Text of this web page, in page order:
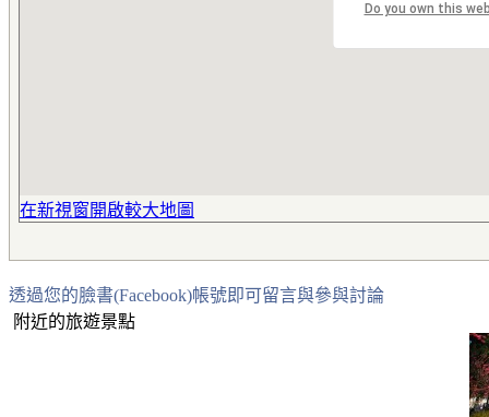
Do you own this
在新視窗開啟較大地圖
透過您的臉書(Facebook)帳號即可留言與參與討論
附近的旅遊景點